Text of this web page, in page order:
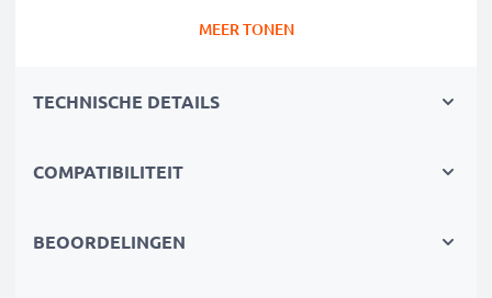
gebeurt, deze filter voorkomt enrstige schade.
✔ Blokkeerfilter voor doeltreffende filtering van
✔ Verwijdert onscherpte, blauwzweem en
✔ Scherpere en meer briljante beelden
MEER TONEN
TECHNISCHE DETAILS
COMPATIBILITEIT
BEOORDELINGEN